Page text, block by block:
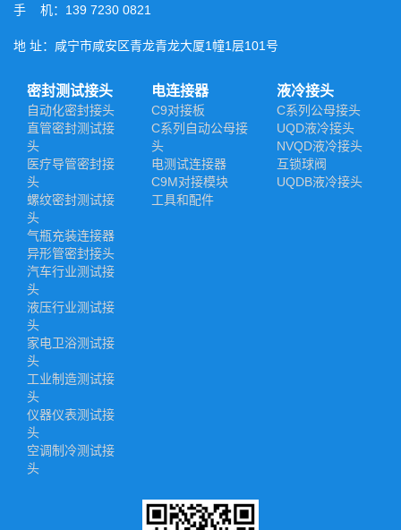
手 机：139 7230 0821
地 址：咸宁市咸安区青龙青龙大厦1幢1层101号
密封测试接头
自动化密封接头
直管密封测试接
头
医疗导管密封接
头
螺纹密封测试接
头
气瓶充装连接器
异形管密封接头
汽车行业测试接
头
液压行业测试接
头
家电卫浴测试接
头
工业制造测试接
头
仪器仪表测试接
头
空调制冷测试接
头
电连接器
C9对接板
C系列自动公母接
头
电测试连接器
C9M对接模块
工具和配件
液冷接头
C系列公母接头
UQD液冷接头
NVQD液冷接头
互锁球阀
UQDB液冷接头